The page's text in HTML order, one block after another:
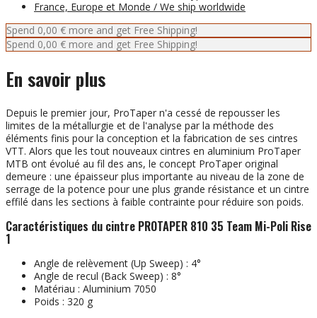
France, Europe et Monde / We ship worldwide
Spend 0,00 € more and get Free Shipping!
Spend 0,00 € more and get Free Shipping!
En savoir plus
Depuis le premier jour, ProTaper n'a cessé de repousser les
limites de la métallurgie et de l'analyse par la méthode des
éléments finis pour la conception et la fabrication de ses cintres
VTT. Alors que les tout nouveaux cintres en aluminium ProTaper
MTB ont évolué au fil des ans, le concept ProTaper original
demeure : une épaisseur plus importante au niveau de la zone de
serrage de la potence pour une plus grande résistance et un cintre
effilé dans les sections à faible contrainte pour réduire son poids.
Caractéristiques du cintre PROTAPER 810 35 Team Mi-Poli Rise
1
Angle de relèvement (Up Sweep) : 4°
Angle de recul (Back Sweep) : 8°
Matériau : Aluminium 7050
Poids : 320 g